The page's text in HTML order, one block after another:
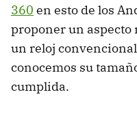
360 en esto de los
proponer un aspecto
un reloj
conocemos su
cumplida.